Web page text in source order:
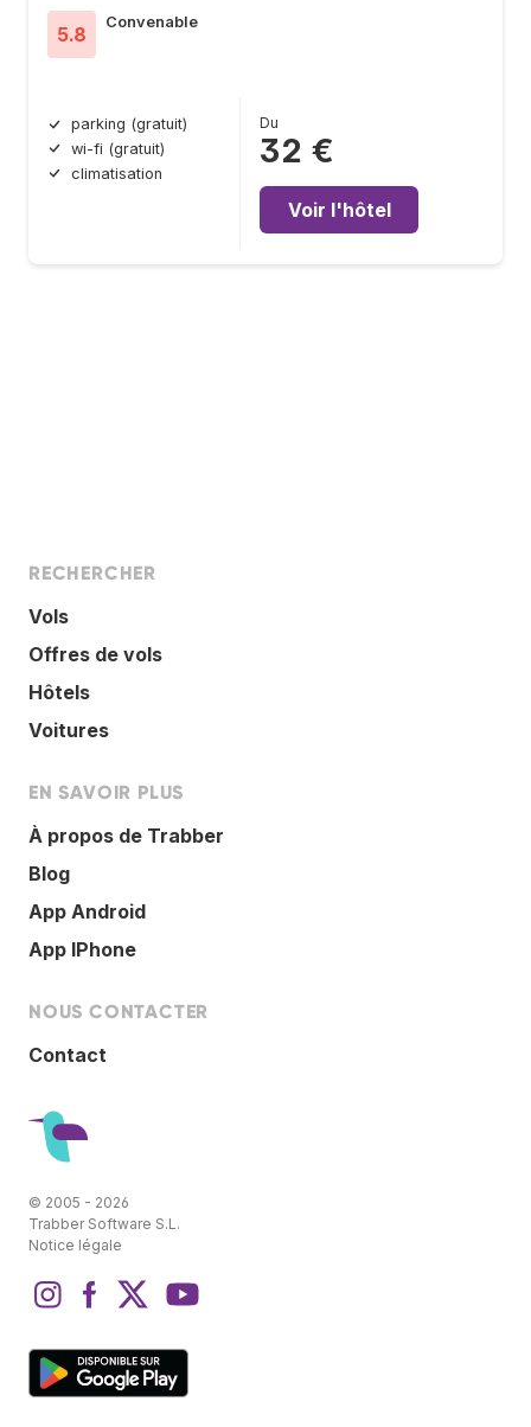
5.8
Convenable
parking (gratuit)
wi-fi (gratuit)
climatisation
Du
32 €
Voir l'hôtel
RECHERCHER
Vols
Offres de vols
Hôtels
Voitures
EN SAVOIR PLUS
À propos de Trabber
Blog
App Android
App IPhone
NOUS CONTACTER
Contact
© 2005 - 2026
Trabber Software S.L.
Notice légale